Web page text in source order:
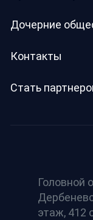
Дочерние
Контакты
Стать
Головной
этаж, 412